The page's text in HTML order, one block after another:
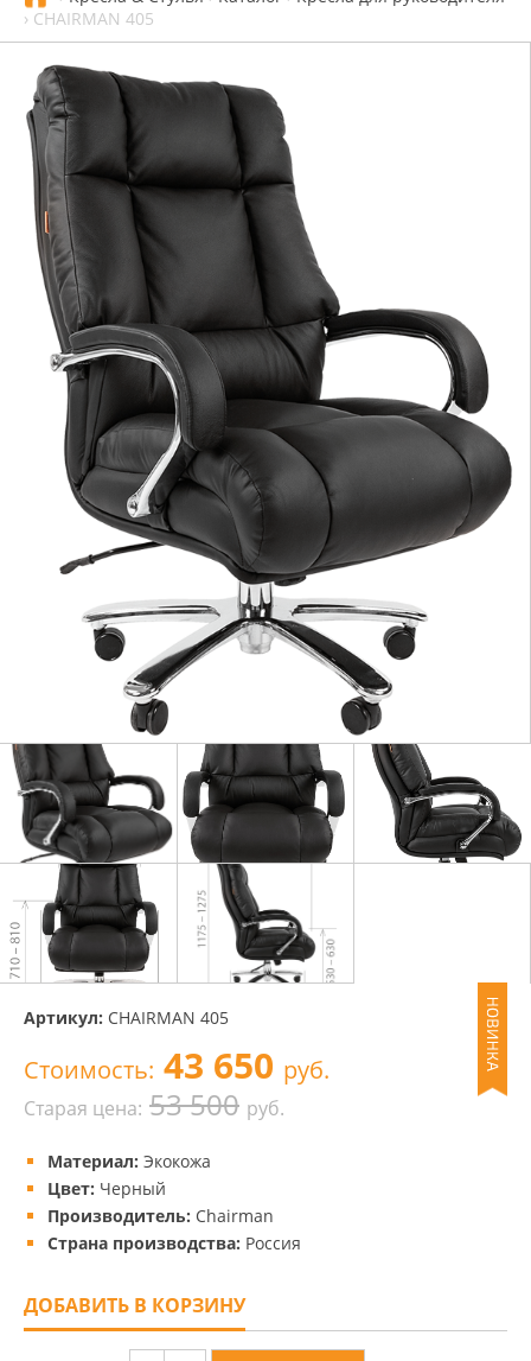
› CHAIRMAN 405
Артикул: CHAIRMAN 405
Стоимость: 43 650 руб.
Старая цена: 53 500 руб.
Материал: Экокожа
Цвет: Черный
Производитель: Chairman
Страна производства: Россия
ДОБАВИТЬ В КОРЗИНУ